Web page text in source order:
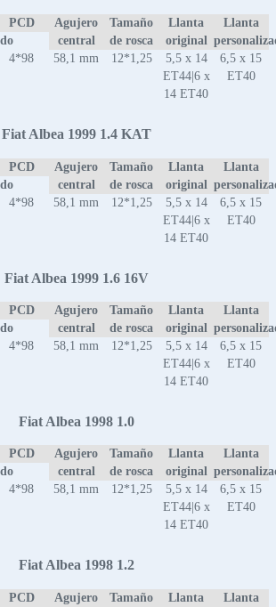
PCD
Agujero
central
Tamaño
de rosca
Llanta
original
Llanta
4*98 58,1 mm 12*1,25
5,5 x 14
ET44|6 x
14 ET40
6,5 x 15
ET40
Fiat Albea 1999 1.4 KAT
PCD
Agujero
central
Tamaño
de rosca
Llanta
original
Llanta
4*98 58,1 mm 12*1,25
5,5 x 14
ET44|6 x
14 ET40
6,5 x 15
ET40
Fiat Albea 1999 1.6 16V
PCD
Agujero
central
Tamaño
de rosca
Llanta
original
Llanta
4*98 58,1 mm 12*1,25
5,5 x 14
ET44|6 x
14 ET40
6,5 x 15
ET40
Fiat Albea 1998 1.0
PCD
Agujero
central
Tamaño
de rosca
Llanta
original
Llanta
4*98 58,1 mm 12*1,25
5,5 x 14
ET44|6 x
14 ET40
6,5 x 15
ET40
Fiat Albea 1998 1.2
PCD
Agujero
Tamaño
Llanta
Llanta